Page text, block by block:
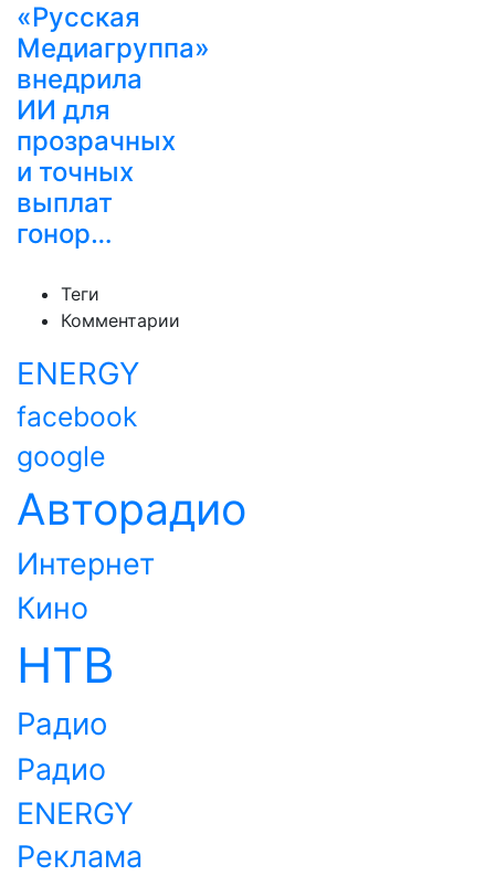
«Русская
Медиагруппа»
внедрила
ИИ для
прозрачных
и точных
выплат
гонор…
Теги
Комментарии
ENERGY
facebook
google
Авторадио
Интернет
Кино
НТВ
Радио
Радио
ENERGY
Реклама